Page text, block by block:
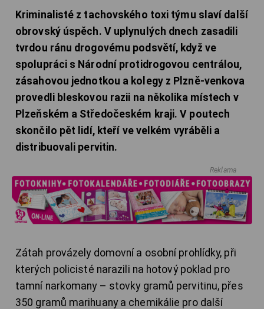
Kriminalisté z tachovského toxi týmu slaví další
obrovský úspěch. V uplynulých dnech zasadili
tvrdou ránu drogovému podsvětí, když ve
spolupráci s Národní protidrogovou centrálou,
zásahovou jednotkou a kolegy z Plzně-venkova
provedli bleskovou razii na několika místech v
Plzeňském a Středočeském kraji. V poutech
skončilo pět lidí, kteří ve velkém vyráběli a
distribuovali pervitin.
Reklama
Zátah provázely domovní a osobní prohlídky, při
kterých policisté narazili na hotový poklad pro
tamní narkomany – stovky gramů pervitinu, přes
350 gramů marihuany a chemikálie pro další